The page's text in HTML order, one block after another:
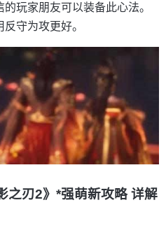
玩家朋友可以装备此心法。
守为攻更好。
之刃2》*强萌新攻略 详解